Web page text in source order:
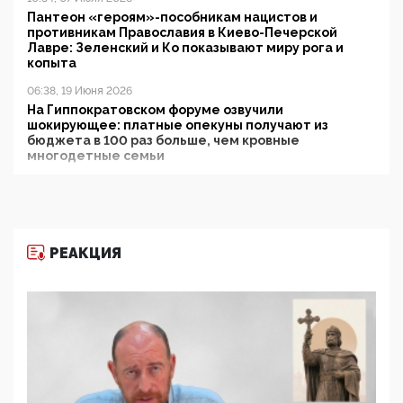
Пантеон «героям»-пособникам нацистов и
противникам Православия в Киево-Печерской
Лавре: Зеленский и Ко показывают миру рога и
копыта
06:38, 19 Июня 2026
На Гиппократовском форуме озвучили
шокирующее: платные опекуны получают из
бюджета в 100 раз больше, чем кровные
многодетные семьи
11:53, 09 Июня 2026
деятельность ИИТО ЮНЕСКО в России, но
цифроглобалисты продолжают определять
повестку в образовании
09:43, 01 Июня 2026
5G за счет здоровья граждан: Минцифры намерено
отобрать у регионов и муниципалитетов право
РЕАКЦИЯ